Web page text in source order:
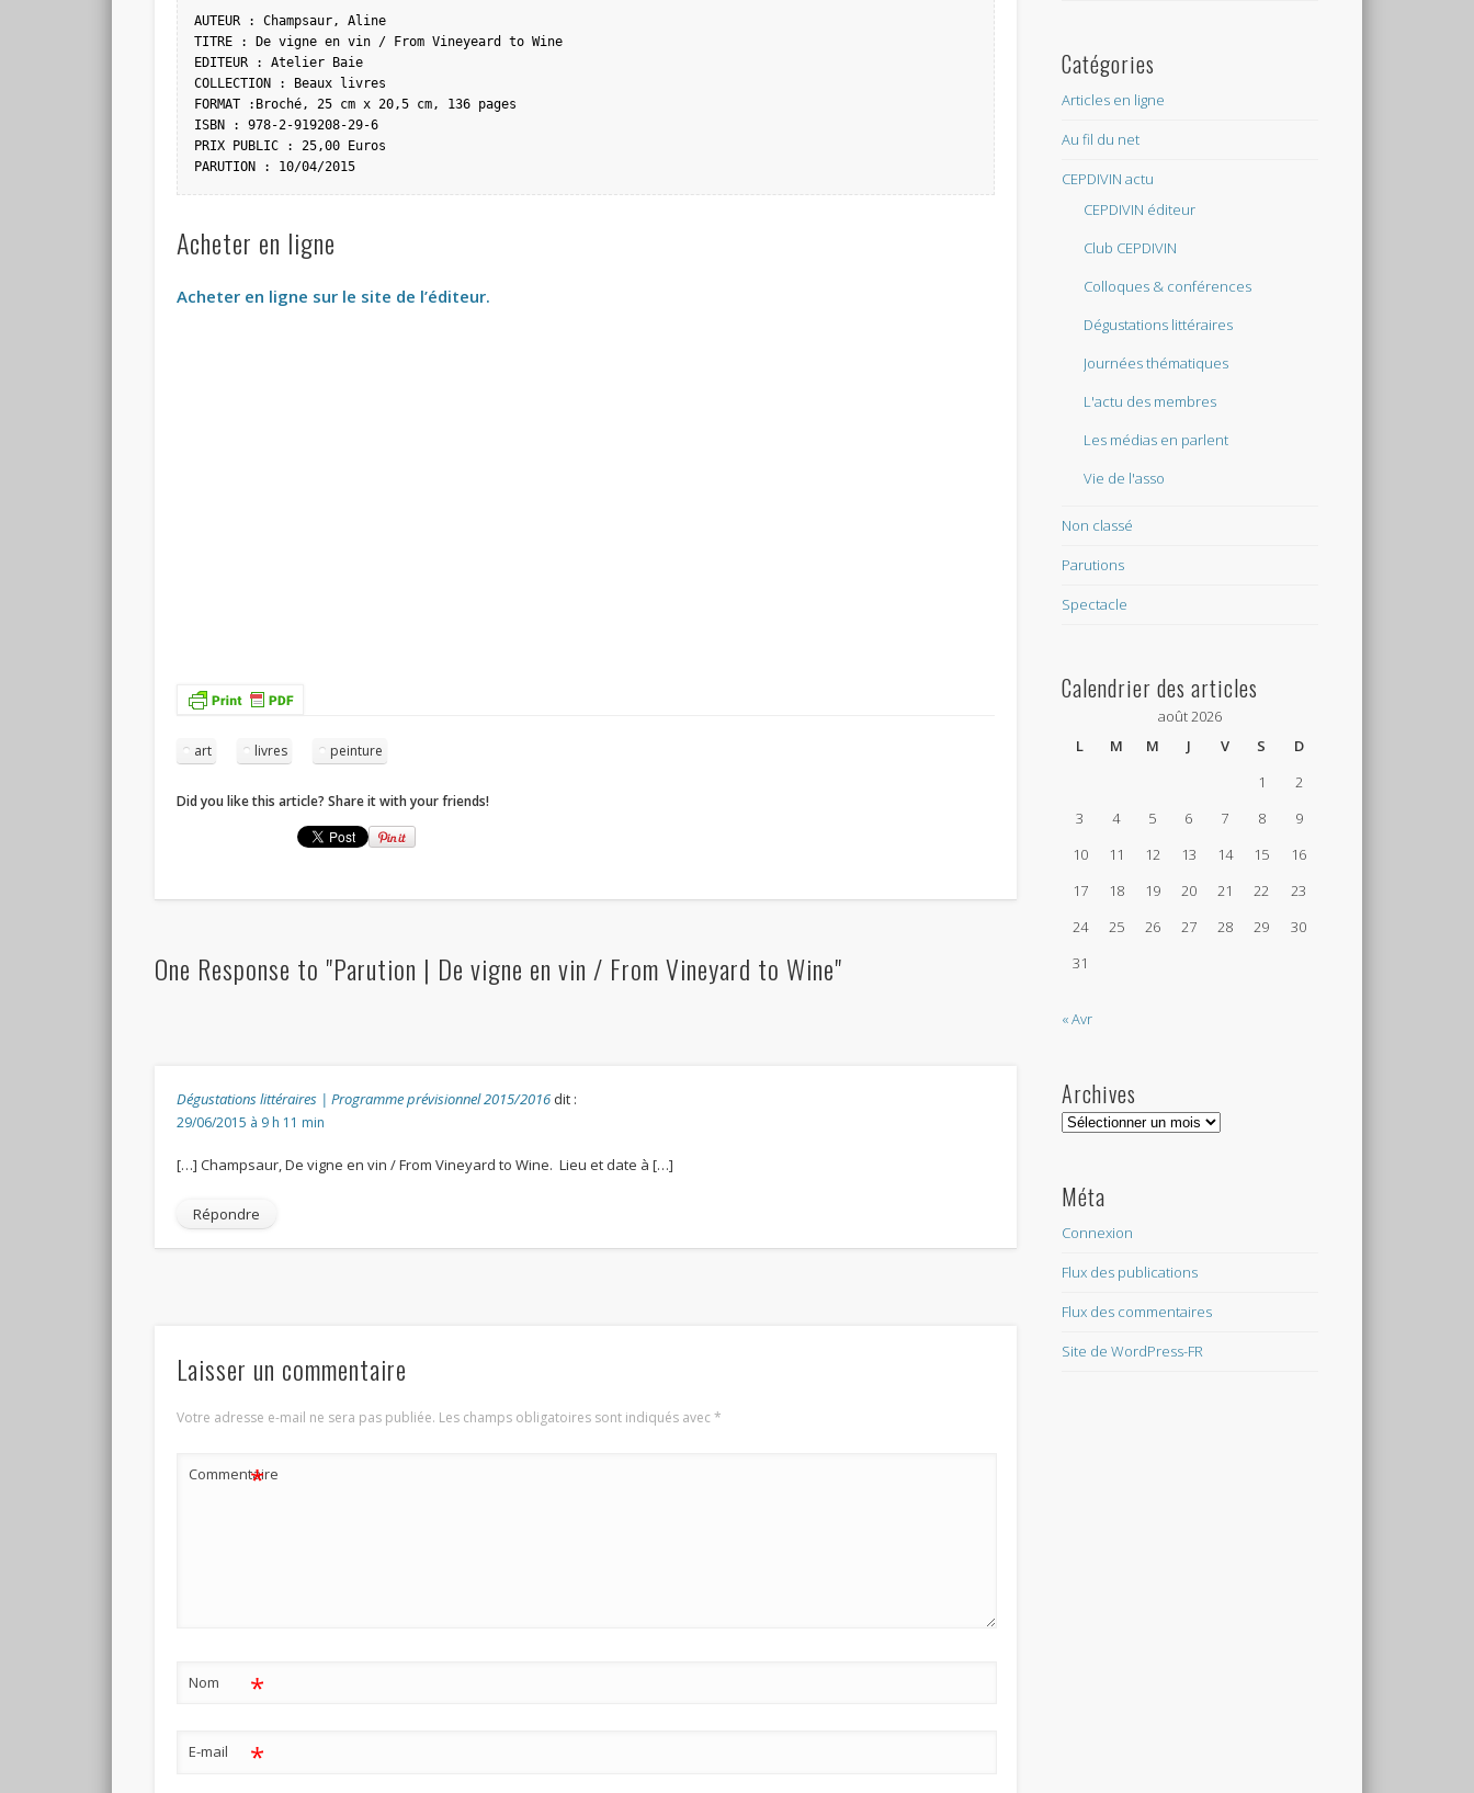
AUTEUR : Champsaur, Aline
TITRE : De vigne en vin / From Vineyeard to Wine
EDITEUR : Atelier Baie
COLLECTION : Beaux livres
FORMAT :Broché, 25 cm x 20,5 cm, 136 pages
ISBN : 978-2-919208-29-6
PRIX PUBLIC : 25,00 Euros
PARUTION : 10/04/2015
Acheter en ligne
Acheter en ligne sur le site de l’éditeur.
art livres peinture
Did you like this article? Share it with your friends!
One Response to "Parution | De vigne en vin / From Vineyard to Wine"
Dégustations littéraires | Programme prévisionnel 2015/2016 dit :
29/06/2015 à 9 h 11 min
[…] Champsaur, De vigne en vin / From Vineyard to Wine. Lieu et date à […]
Répondre
Laisser un commentaire
Votre adresse e-mail ne sera pas publiée. Les champs obligatoires sont indiqués avec*
Commentaire
*
Nom *
E-mail *
Catégories
Articles en ligne
Au fil du net
CEPDIVIN actu
CEPDIVIN éditeur
Club CEPDIVIN
Colloques & conférences
Dégustations littéraires
Journées thématiques
L'actu des membres
Les médias en parlent
Vie de l'asso
Non classé
Parutions
Spectacle
Calendrier des articles
août 2026
L
M M J V S
D
1
2
3
4 5 6 7 8
9
10
11 12 13 14 15
16
17
18 19 20 21 22
23
24
25 26 27 28 29
30
31
« Avr
Archives
Archives
Méta
Connexion
Flux des publications
Flux des commentaires
Site de WordPress-FR